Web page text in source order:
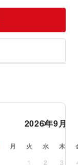
2026年9月
月 火 水 木
1 2 3